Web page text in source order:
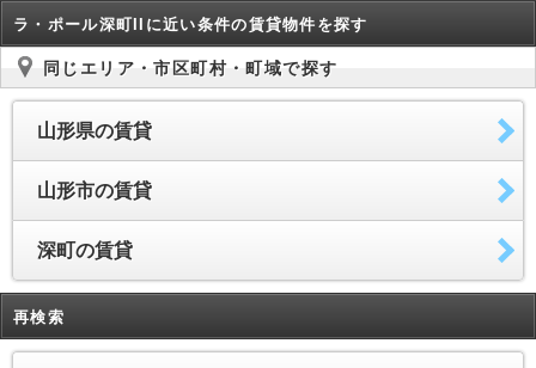
ラ・ポール深町IIに近い条件の賃貸物件を探す
同じエリア・市区町村・町域で探す
山形県の賃貸
山形市の賃貸
深町の賃貸
再検索